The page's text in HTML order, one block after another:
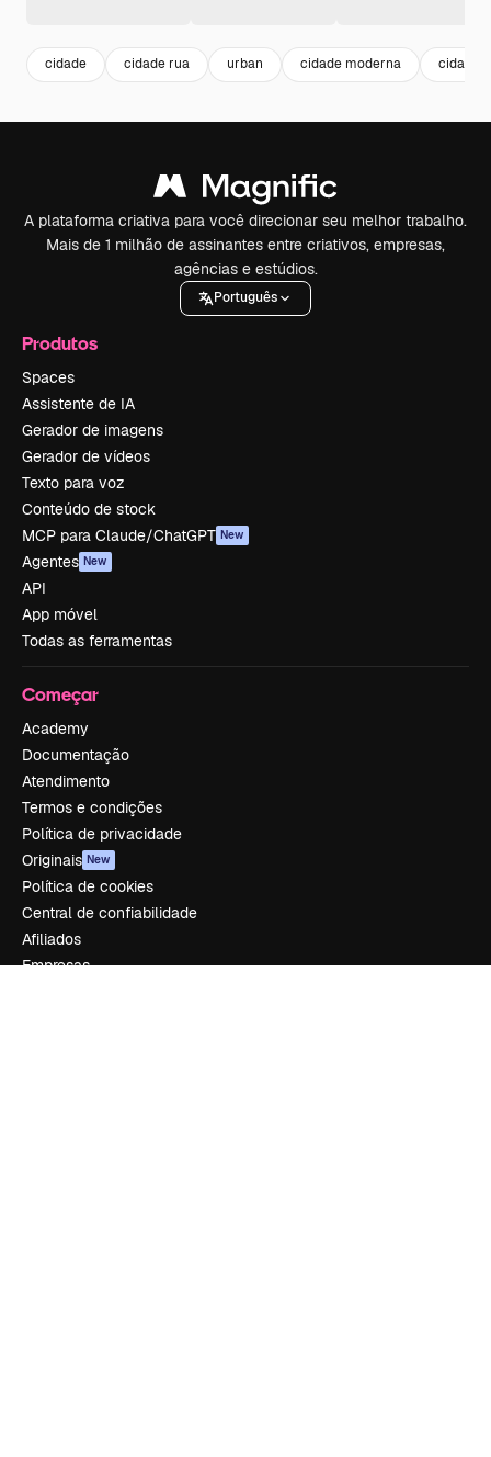
cidade cidade rua urban cidade moderna cidade
A plataforma criativa para você direcionar seu melhor trabalho.
Mais de 1 milhão de assinantes entre criativos, empresas,
agências e estúdios.
Português
Produtos
Spaces
Assistente de IA
Gerador de imagens
Gerador de vídeos
Texto para voz
Conteúdo de stock
MCP para Claude/ChatGPT New
Agentes New
API
App móvel
Todas as ferramentas
Começar
Academy
Documentação
Atendimento
Termos e condições
Política de privacidade
Originais New
Política de cookies
Central de confiabilidade
Afiliados
Empresas